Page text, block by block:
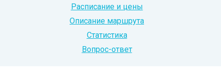
Расписание и цены
Описание маршрута
Статистика
Вопрос-ответ